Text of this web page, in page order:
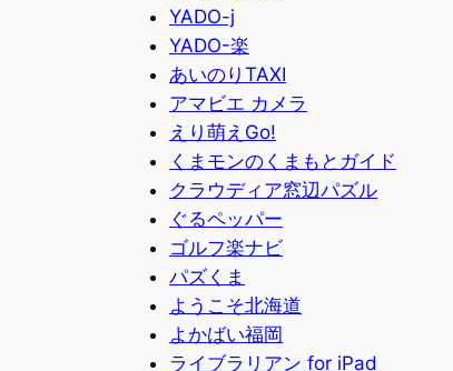
YADO-j
YADO-楽
あいのりTAXI
アマビエ カメラ
えり萌えGo!
くまモンのくまもとガイド
クラウディア窓辺パズル
ぐるペッパー
ゴルフ楽ナビ
パズくま
ようこそ北海道
よかばい福岡
ライブラリアン for iPad